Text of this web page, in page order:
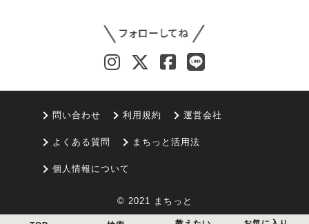
問い合わせ 利用規約 運営会社
よくある質問 まちっと活用法
個人情報について
© 2021 まちっと